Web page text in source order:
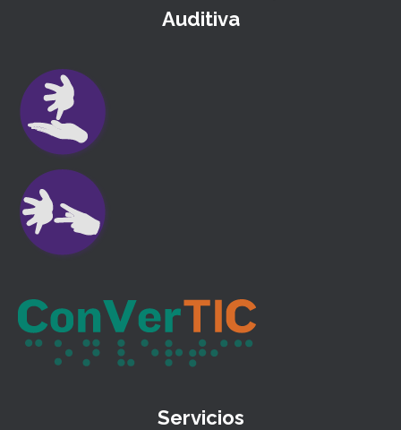
Auditiva
Servicios